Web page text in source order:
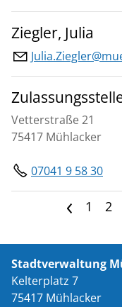
Ziegler, Julia
Vetterstraße 21
75417 Mühlacker
07041 9 58 30
< 1 2
Stadtverwaltung
Kelterplatz 7
75417 Mühlacker